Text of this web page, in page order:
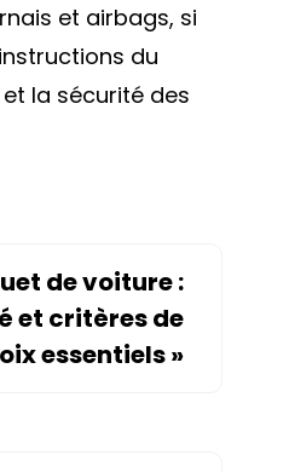
et airbags, si
du
la sécurité des
de voiture :
et critères de
essentiels»